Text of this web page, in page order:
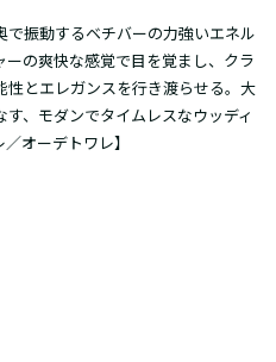
振動するベチバーの力強いエネル
の爽快な感覚で目を覚まし、クラ
性とエレガンスを行き渡らせる。大
、モダンでタイムレスなウッディ
オーデトワレ】